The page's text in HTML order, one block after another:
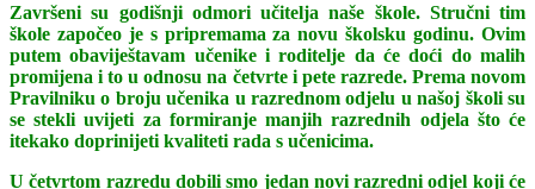
Završeni su godišnji odmori učitelja naše škole. Stručni tim
škole započeo je s pripremama za novu školsku godinu. Ovim
putem obaviještavam učenike i roditelje da će doći do malih
promijena i to u odnosu na četvrte i pete razrede. Prema novom
Pravilniku o broju učenika u razrednom odjelu u našoj školi su
se stekli uvijeti za formiranje manjih razrednih odjela što će
itekako doprinijeti kvaliteti rada s učenicima.
U četvrtom razredu dobili smo jedan novi razredni odjel koji će